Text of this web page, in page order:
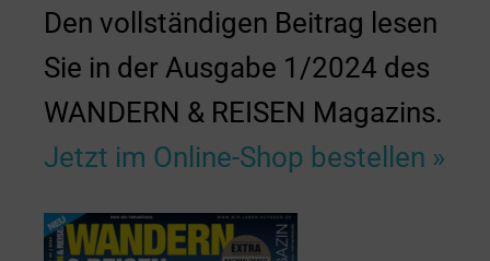
Den vollständigen Beitrag lesen
Sie in der Ausgabe 1/2024 des
WANDERN & REISEN Magazins.
Jetzt im Online-Shop bestellen »